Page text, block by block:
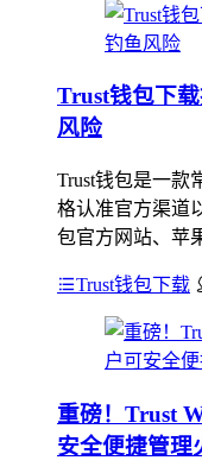
Trust钱包下
风险
Trust钱包是一款
格认准官方渠道
包官方网站、苹
Trust钱包下载
重磅！Trust
安全便捷管理